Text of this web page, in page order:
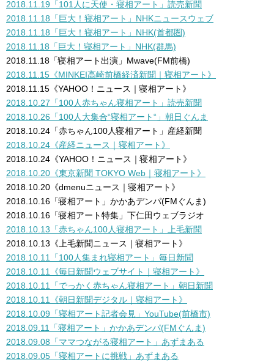
2018.11.19「101人に天使・寝相アート」読売新聞
2018.11.18「巨大！寝相アート」NHKニュースウェブ
2018.11.18「巨大！寝相アート」NHK(首都圏)
2018.11.18「巨大！寝相アート」NHK(群馬)
2018.11.18「寝相アート出演」Mwave(FM前橋)
2018.11.15《MINKEI高崎前橋経済新聞｜寝相アート》
2018.11.15《YAHOO！ニュース｜寝相アート》
2018.10.27「100人赤ちゃん寝相アート」読売新聞
2018.10.26「100人大集合“寝相アート“ 」朝日ぐんま
2018.10.24「赤ちゃん100人寝相アート」産経新聞
2018.10.24《産経ニュース｜寝相アート》
2018.10.24《YAHOO！ニュース｜寝相アート》
2018.10.20《東京新聞 TOKYO Web｜寝相アート》
2018.10.20 《dmenuニュース｜寝相アート》
2018.10.16「寝相アート」 かかあデンパ(FMぐんま)
2018.10.16「寝相アート特集」下仁田ウェブラジオ
2018.10.13「赤ちゃん100人寝相アート」上毛新聞
2018.10.13《上毛新聞ニュース｜寝相アート》
2018.10.11「100人集まれ寝相アート」毎日新聞
2018.10.11《毎日新聞ウェブサイト｜寝相アート》
2018.10.11「でっかく赤ちゃん寝相アート」朝日新聞
2018.10.11《朝日新聞デジタル｜寝相アート》
2018.10.09 「寝相アート記者会見」YouTube(前橋市)
2018.09.11
「寝相アート」かかあデンパ(FMぐんま)
2018.09.08 「ママつながる寝相アート」あずまある
2018.09.05 「寝相アートに挑戦」あずまある